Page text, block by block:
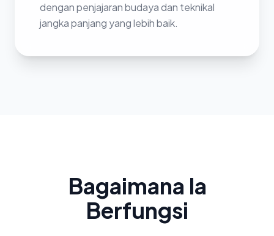
dengan penjajaran budaya dan teknikal
jangka panjang yang lebih baik.
Bagaimana Ia
Berfungsi